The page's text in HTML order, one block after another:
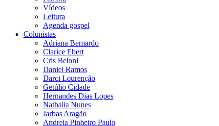
Vídeos
Leitura
Agenda gospel
Colunistas
Adriana Bernardo
Clarice Ebert
Cris Beloni
Daniel Ramos
Darci Lourenção
Getúlio Cidade
Hernandes Dias Lopes
Nathalia Nunes
Jarbas Aragão
Andreia Pinheiro Paulo